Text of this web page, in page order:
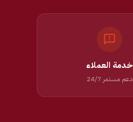
خدمة العملاء
دعم مستمر 24/7